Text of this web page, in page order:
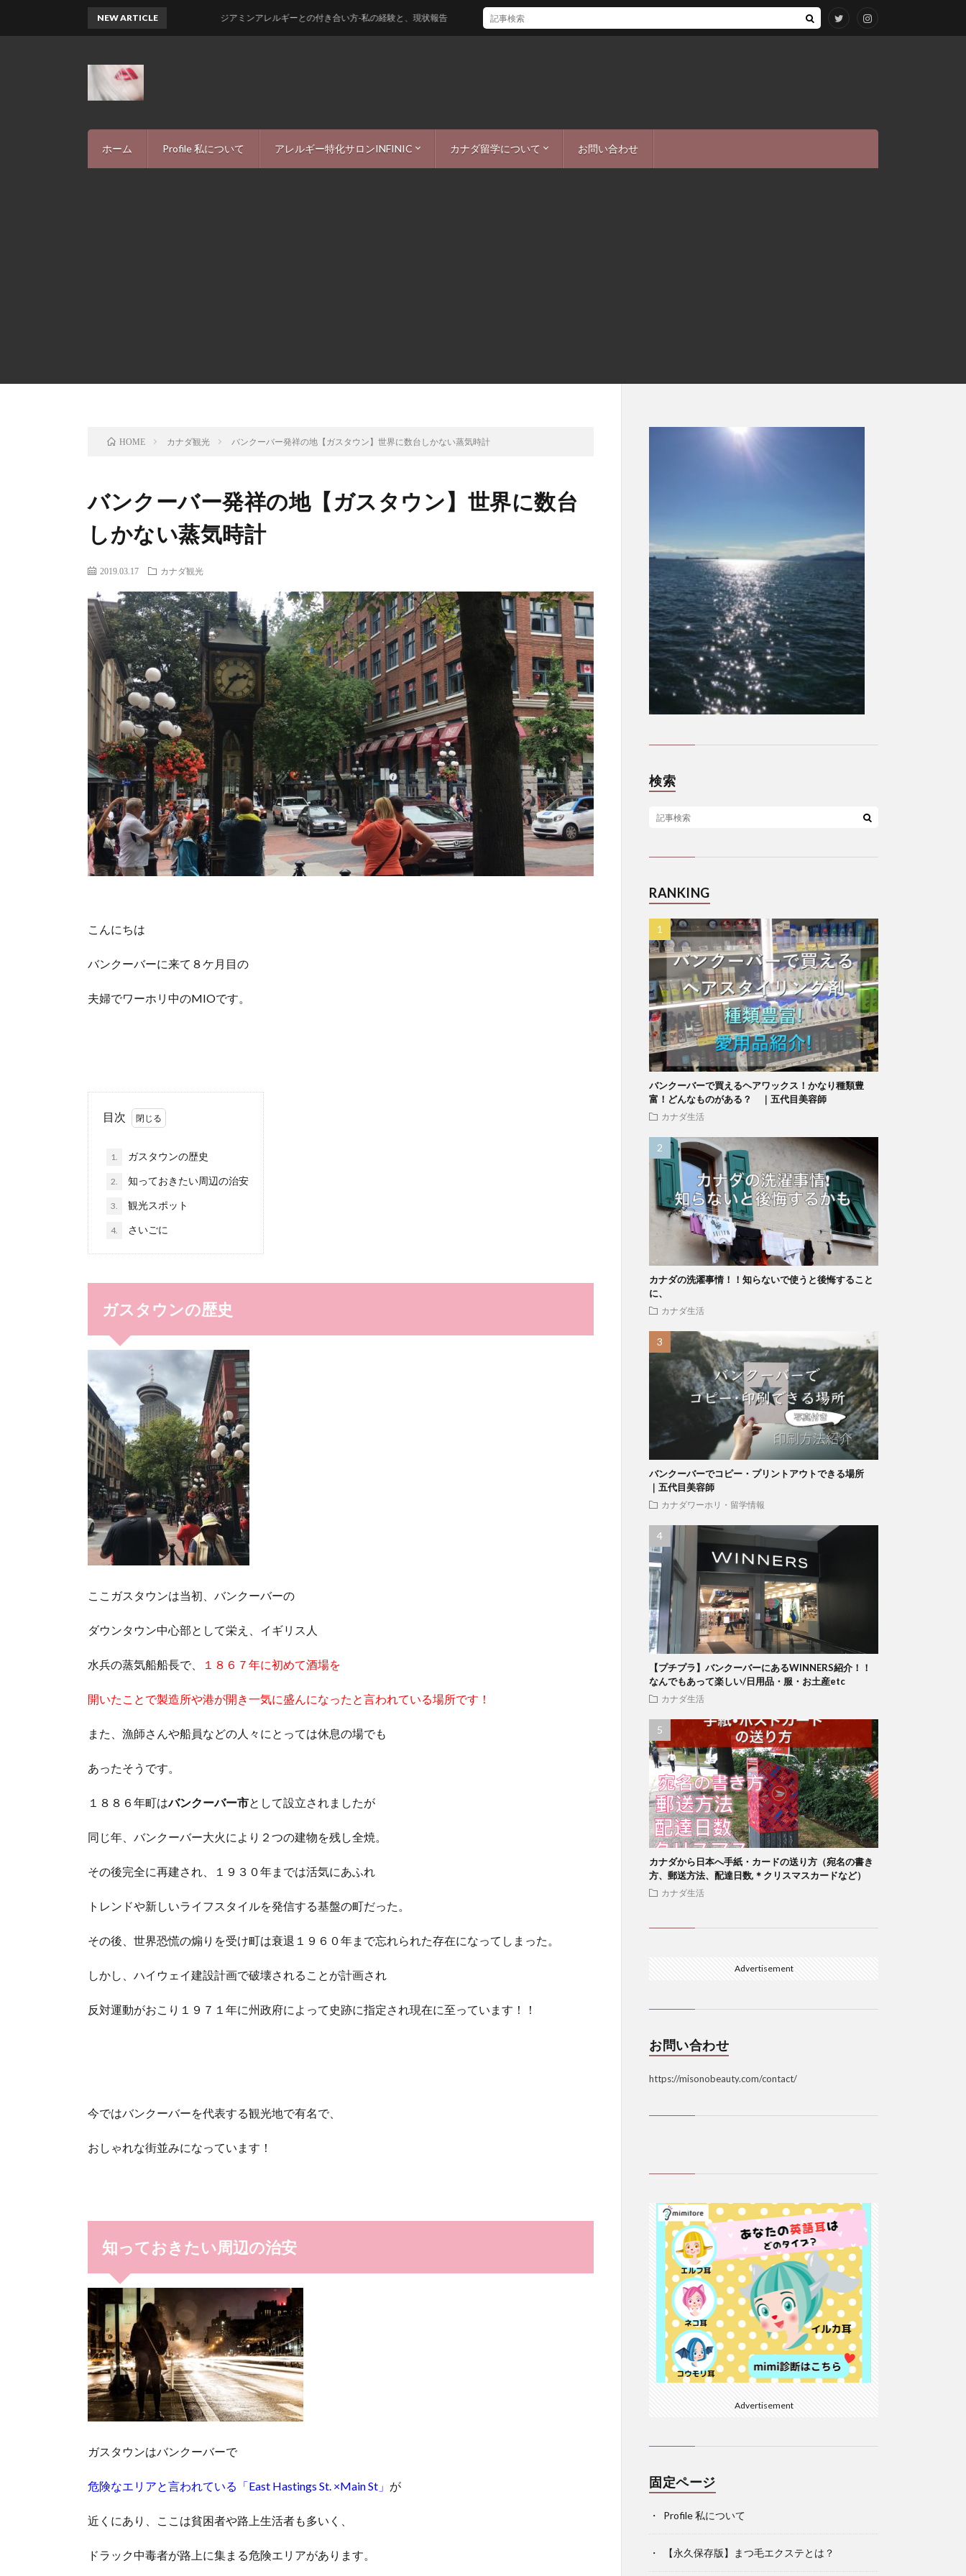
ホーム Profile 私について アレルギー特化サロンINFINIC カナダ留学について お問い合わせ
NEW ARTICLE ジアミンアレルギーとの付き合い方-私の経験と、現状報告
HOME カナダ観光 バンクーバー発祥の地【ガスタウン】世界に数台しかない蒸気時計
バンクーバー発祥の地【ガスタウン】世界に数台
しかない蒸気時計
2019.03.17 カナダ観光
こんにちは
バンクーバーに来て８ケ月目の
夫婦でワーホリ中のMIOです。
目次
1. ガスタウンの歴史
2. 知っておきたい周辺の治安
3. 観光スポット
4. さいごに
ガスタウンの歴史
ここガスタウンは当初、バンクーバーの
ダウンタウン中心部として栄え、イギリス人
水兵の蒸気船船長で、 １８６７年に初めて酒場を
開いたことで製造所や港が開き一気に盛んになったと言われている場所です！
また、漁師さんや船員などの人々にとっては休息の場でも
あったそうです。
１８８６年町はバンクーバー市として設立されましたが
同じ年、バンクーバー大火により２つの建物を残し全焼。
その後完全に再建され、１９３０年までは活気にあふれ
トレンドや新しいライフスタイルを発信する基盤の町だった。
その後、世界恐慌の煽りを受け町は衰退１９６０年まで忘れられた存在になってしまった。
しかし、ハイウェイ建設計画で破壊されることが計画され
反対運動がおこり１９７１年に州政府によって史跡に指定され現在に至っています！！
今ではバンクーバーを代表する観光地で有名で、
おしゃれな街並みになっています！
知っておきたい周辺の治安
ガスタウンはバンクーバーで
危険なエリアと言われている「East Hastings St. ×Main St」 が
近くにあり、ここは貧困者や路上生活者も多いく、
ドラック中毒者が路上に集まる危険エリアがあります。
検索
RANKING
バンクーバーで買えるヘアワックス！かなり種類豊
富！どんなものがある？ ｜五代目美容師
カナダ生活
カナダの洗濯事情！！知らないで使うと後悔すること
に、
カナダ生活
バンクーバーでコピー・プリントアウトできる場所
｜五代目美容師
カナダワーホリ・留学情報
【プチプラ】バンクーバーにあるWINNERS紹介！！
なんでもあって楽しい/日用品・服・お土産etc
カナダ生活
カナダから日本へ手紙・カードの送り方（宛名の書き
方、郵送方法、配達日数,＊クリスマスカードなど）
カナダ生活
Advertisement
お問い合わせ
https://misonobeauty.com/contact/
Advertisement
固定ページ
Profile 私について
【永久保存版】まつ毛エクステとは？